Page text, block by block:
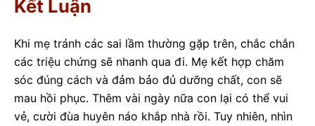
Kết Luận
Khi mẹ tránh các sai lầm thường gặp trên, chắc chắn
các triệu chứng sẽ nhanh qua đi. Mẹ kết hợp chăm
sóc đúng cách và đảm bảo đủ dưỡng chất, con sẽ
mau hồi phục. Thêm vài ngày nữa con lại có thể vui
vẻ, cười đùa huyên náo khắp nhà rồi. Tuy nhiên, nhìn